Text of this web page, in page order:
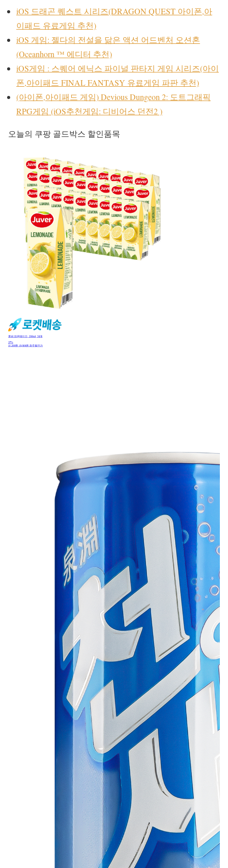
iOS 드래곤 퀘스트 시리즈(DRAGON QUEST 아이폰,아
이패드 유료게임 추천)
iOS 게임: 젤다의 전설을 닮은 액션 어드벤처 오션혼
(Oceanhorn ™ 에디터 추천)
iOS게임 : 스퀘어 에닉스 파이널 판타지 게임 시리즈(아이
폰,아이패드 FINAL FANTASY 유료게임 파판 추천)
(아이폰,아이패드 게임) Devious Dungeon 2: 도트그래픽
RPG게임 (iOS추천게임: 디비어스 던전2 )
오늘의 쿠팡 골드박스 할인품목